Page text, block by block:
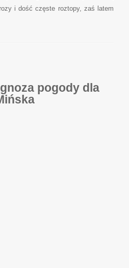
i dość częste roztopy, zaś latem
pogody dla